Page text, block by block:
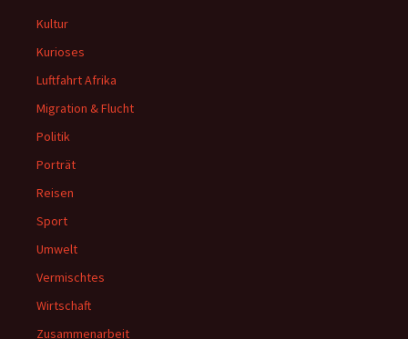
Kultur
Kurioses
Luftfahrt Afrika
Migration & Flucht
Politik
Porträt
Reisen
Sport
Umwelt
Vermischtes
Wirtschaft
Zusammenarbeit